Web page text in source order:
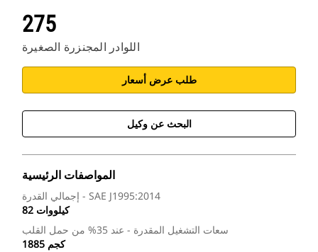
275
اللوادر المجنزرة الصغيرة
طلب عرض أسعار
البحث عن وكيل
المواصفات الرئيسية
إجمالي القدرة - SAE J1995:2014
82 كيلووات
سعات التشغيل المقدرة - عند 35% من حمل القلب
1885 كجم